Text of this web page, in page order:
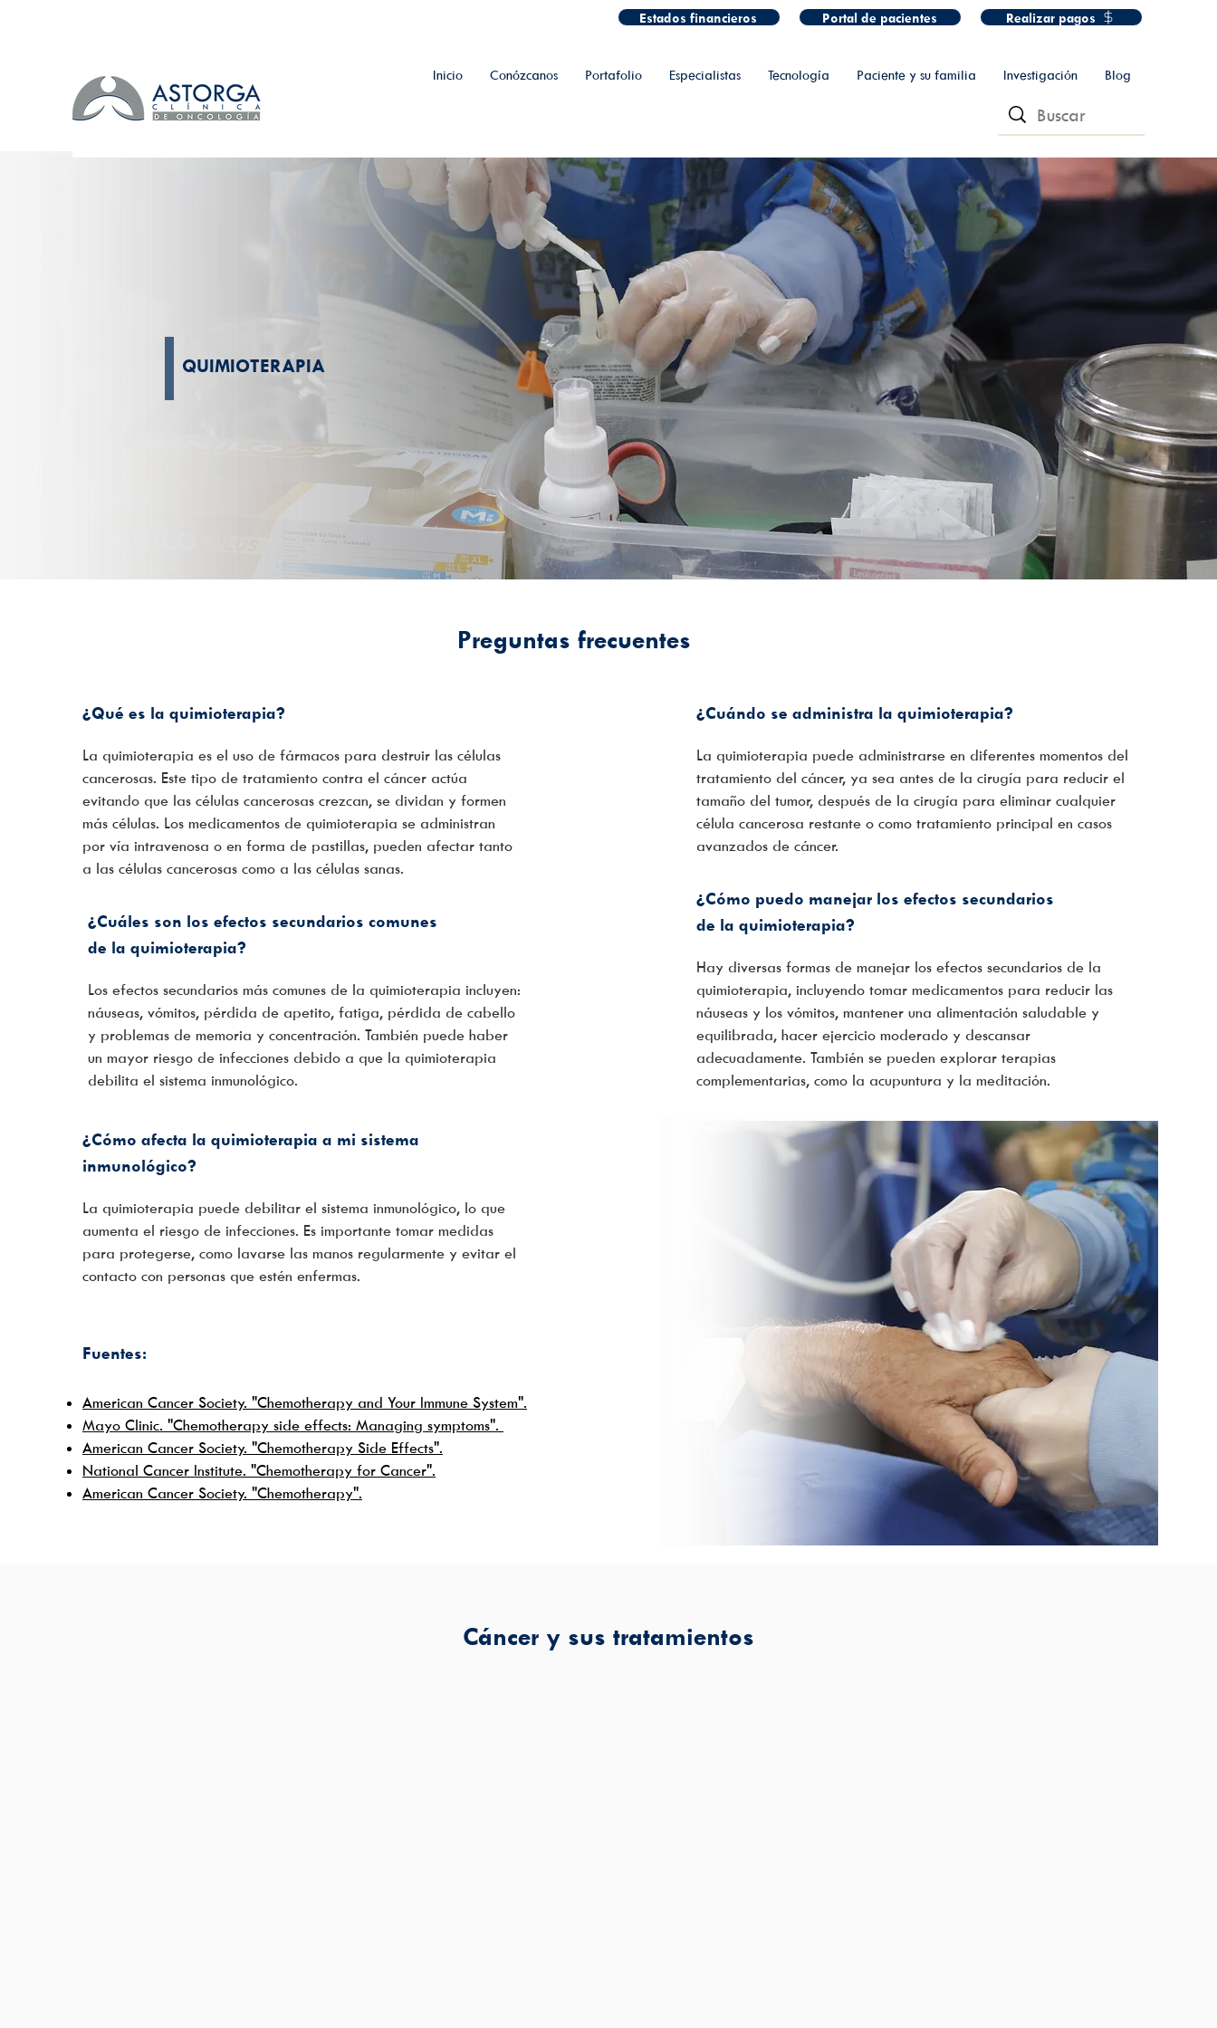
Estados financieros Portal de pacientes Realizar pagos
Inicio Conózcanos Portafolio Especialistas Tecnología Paciente y su familia Investigación Blog
QUIMIOTERAPIA
Preguntas frecuentes
¿Qué es la quimioterapia?
La quimioterapia es el uso de fármacos para destruir las células
cancerosas. Este tipo de tratamiento contra el cáncer actúa
evitando que las células cancerosas crezcan, se dividan y formen
más células. Los medicamentos de quimioterapia se administran
por vía intravenosa o en forma de pastillas, pueden afectar tanto
a las células cancerosas como a las células sanas.
¿Cuáles son los efectos secundarios comunes
de la quimioterapia?
Los efectos secundarios más comunes de la quimioterapia incluyen:
náuseas, vómitos, pérdida de apetito, fatiga, pérdida de cabello
y problemas de memoria y concentración. También puede haber
un mayor riesgo de infecciones debido a que la quimioterapia
debilita el sistema inmunológico.
¿Cómo afecta la quimioterapia a mi sistema
inmunológico?
La quimioterapia puede debilitar el sistema inmunológico, lo que
aumenta el riesgo de infecciones. Es importante tomar medidas
para protegerse, como lavarse las manos regularmente y evitar el
contacto con personas que estén enfermas.
Fuentes:
American Cancer Society. "Chemotherapy and Your Immune System".
Mayo Clinic. "Chemotherapy side effects: Managing symptoms".
American Cancer Society. "Chemotherapy Side Effects".
National Cancer Institute. "Chemotherapy for Cancer".
American Cancer Society. "Chemotherapy".
¿Cuándo se administra la quimioterapia?
La quimioterapia puede administrarse en diferentes momentos del
tratamiento del cáncer, ya sea antes de la cirugía para reducir el
tamaño del tumor, después de la cirugía para eliminar cualquier
célula cancerosa restante o como tratamiento principal en casos
avanzados de cáncer.
¿Cómo puedo manejar los efectos secundarios
de la quimioterapia?
Hay diversas formas de manejar los efectos secundarios de la
quimioterapia, incluyendo tomar medicamentos para reducir las
náuseas y los vómitos, mantener una alimentación saludable y
equilibrada, hacer ejercicio moderado y descansar
adecuadamente. También se pueden explorar terapias
complementarias, como la acupuntura y la meditación.
Cáncer y sus tratamientos